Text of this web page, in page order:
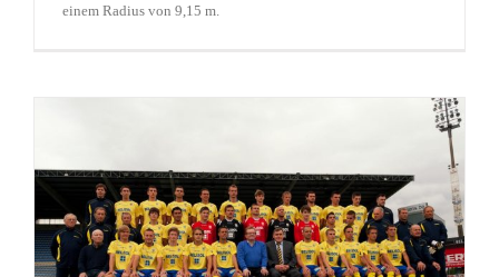
einem Radius von 9,15 m.